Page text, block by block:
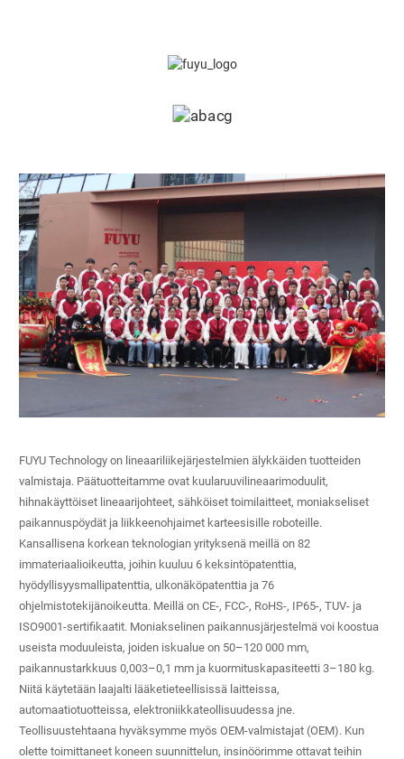
FUYU Technology on lineaariliikejärjestelmien älykkäiden tuotteiden
valmistaja. Päätuotteitamme ovat kuularuuvilineaarimoduulit,
hihnakäyttöiset lineaarijohteet, sähköiset toimilaitteet, moniakseliset
paikannuspöydät ja liikkeenohjaimet karteesisille roboteille.
Kansallisena korkean teknologian yrityksenä meillä on 82
immateriaalioikeutta, joihin kuuluu 6 keksintöpatenttia,
hyödyllisyysmallipatenttia, ulkonäköpatenttia ja 76
ohjelmistotekijänoikeutta. Meillä on CE-, FCC-, RoHS-, IP65-, TUV- ja
ISO9001-sertifikaatit. Moniakselinen paikannusjärjestelmä voi koostua
useista moduuleista, joiden iskualue on 50–120 000 mm,
paikannustarkkuus 0,003–0,1 mm ja kuormituskapasiteetti 3–180 kg.
Niitä käytetään laajalti lääketieteellisissä laitteissa,
automaatiotuotteissa, elektroniikkateollisuudessa jne.
Teollisuustehtaana hyväksymme myös OEM-valmistajat (OEM). Kun
olette toimittaneet koneen suunnittelun, insinöörimme ottavat teihin